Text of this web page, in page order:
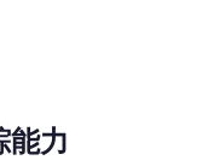
能力